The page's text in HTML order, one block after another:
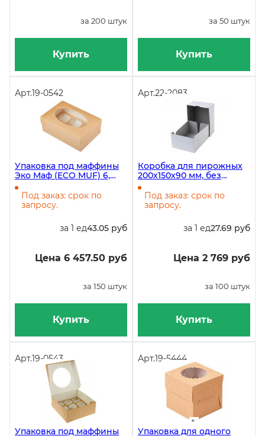
за 200 штук
Купить
за 50 штук
Купить
Арт.19-0542
Упаковка под маффины
Эко Маф (ECO MUF) 6,
250х170х100 мм, 150 штук
Под заказ: срок по
запросу.
за 1 ед43.05 руб
Цена 6 457.50 руб
за 150 штук
Купить
Арт.22-2083
Коробка для пирожных
200х150х90 мм, без
печати, 100 штук в
упаковке
Под заказ: срок по
запросу.
за 1 ед27.69 руб
Цена 2 769 руб
за 100 штук
Купить
Арт.19-0543
Упаковка под маффины
Арт.19-5444
Упаковка для одного